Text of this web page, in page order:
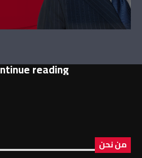
reading
من نحن